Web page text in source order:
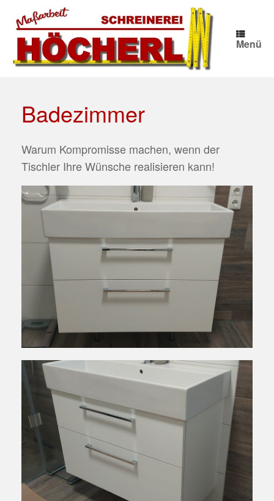
Inhalt
springen
Menü
Badezimmer
Warum Kompromisse machen, wenn der
Tischler Ihre Wünsche realisieren kann!